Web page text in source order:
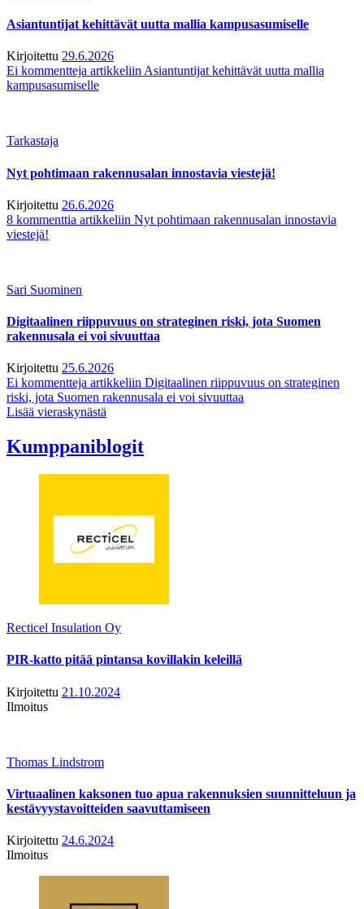
Asiantuntijat kehittävät uutta mallia kampusasumiselle
Kirjoitettu 29.6.2026
Ei kommentteja artikkeliin Asiantuntijat kehittävät uutta mallia
kampusasumiselle
Tarkastaja
Nyt pohtimaan rakennusalan innostavia viestejä!
Kirjoitettu 26.6.2026
8 kommenttia artikkeliin Nyt pohtimaan rakennusalan innostavia
viestejä!
Sari Suominen
Digitaalinen riippuvuus on strateginen riski, jota Suomen
rakennusala ei voi sivuuttaa
Kirjoitettu 25.6.2026
Ei kommentteja artikkeliin Digitaalinen riippuvuus on strateginen
riski, jota Suomen rakennusala ei voi sivuuttaa
Lisää vieraskynästä
Kumppaniblogit
Recticel Insulation Oy
PIR-katto pitää pintansa kovillakin keleillä
Kirjoitettu 21.10.2024
Ilmoitus
Thomas Lindstrom
Virtuaalinen kaksonen tuo apua rakennuksien suunnitteluun ja
kestävyystavoitteiden saavuttamiseen
Kirjoitettu 24.6.2024
Ilmoitus